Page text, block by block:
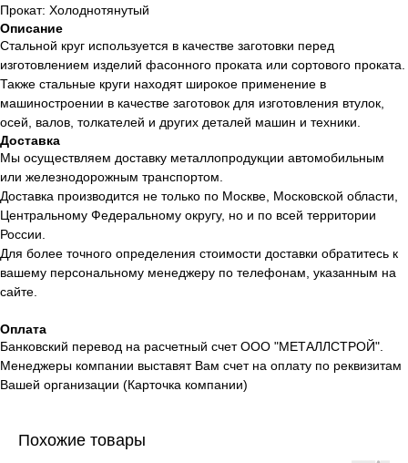
Прокат: Холоднотянутый
Описание
Стальной круг используется в качестве заготовки перед
изготовлением изделий фасонного проката или сортового проката.
Также стальные круги находят широкое применение в
машиностроении в качестве заготовок для изготовления втулок,
осей, валов, толкателей и других деталей машин и техники.
Доставка
Мы осуществляем доставку металлопродукции автомобильным
или железнодорожным транспортом.
Доставка производится не только по Москве, Московской области,
Центральному Федеральному округу, но и по всей территории
России.
Для более точного определения стоимости доставки обратитесь к
вашему персональному менеджеру по телефонам, указанным на
сайте.
Оплата
Банковский перевод на расчетный счет ООО "МЕТАЛЛСТРОЙ".
Менеджеры компании выставят Вам счет на оплату по реквизитам
Вашей организации (Карточка компании)
Похожие товары